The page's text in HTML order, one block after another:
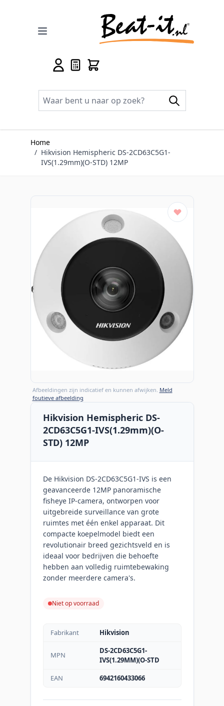
Home
/ Hikvision Hemispheric DS-2CD63C5G1-
IVS(1.29mm)(O-STD) 12MP
Afbeeldingen zijn indicatief en kunnen afwijken. Meld
foutieve afbeelding
Hikvision Hemispheric DS-
2CD63C5G1-IVS(1.29mm)(O-
STD) 12MP
De Hikvision DS-2CD63C5G1-IVS is een
geavanceerde 12MP panoramische
fisheye IP-camera, ontworpen voor
uitgebreide surveillance van grote
ruimtes met één enkel apparaat. Dit
compacte koepelmodel biedt een
revolutionair breed gezichtsveld en is
ideaal voor bedrijven die behoefte
hebben aan volledig ruimtebewaking
zonder meerdere camera's.
Niet op voorraad
Fabrikant Hikvision
MPN
DS-2CD63C5G1-
IVS(1.29MM)(O-STD
EAN
6942160433066